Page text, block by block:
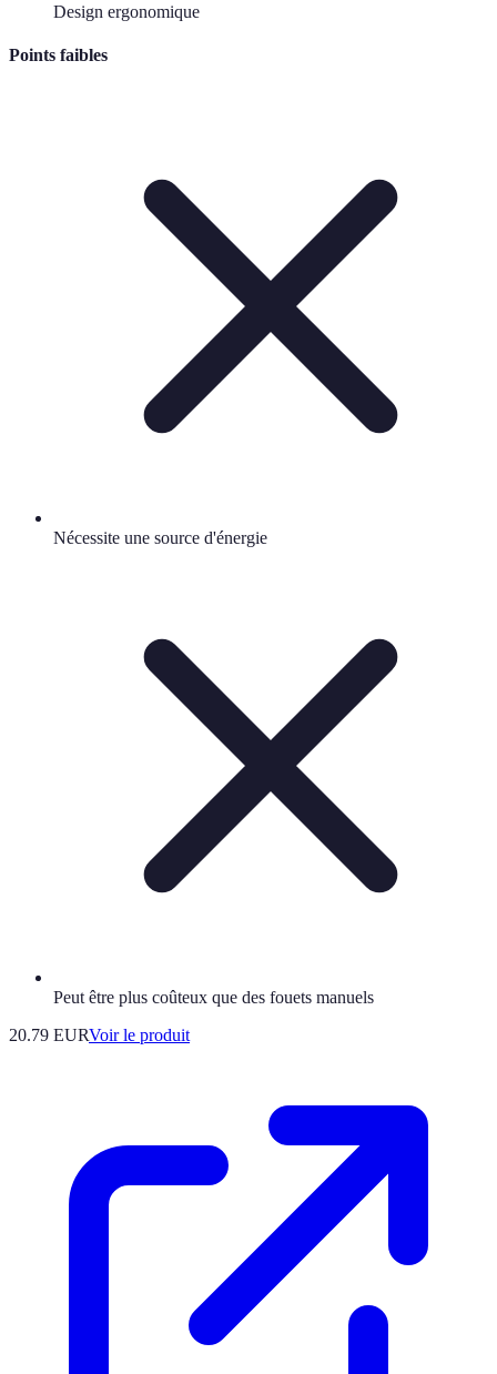
Design ergonomique
Points faibles
Nécessite une source d'énergie
Peut être plus coûteux que des fouets manuels
20.79 EURVoir le produit